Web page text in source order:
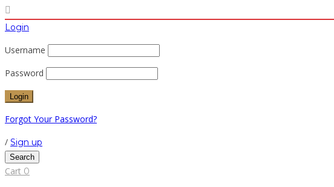
Login
Username
Password
Forgot Your Password?
/ Sign up
Search
Cart 0